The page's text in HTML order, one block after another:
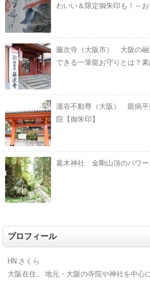
わいい＆限定御朱印も！～お
藤次寺（大阪市） 大阪の融
できる一筆龍お守りとは？素
瀧谷不動尊（大阪） 眼病平
院【御朱印】
葛木神社 金剛山頂のパワー
プロフィール
HN:さくら
大阪在住。
地元・大阪の寺院や神社を中心